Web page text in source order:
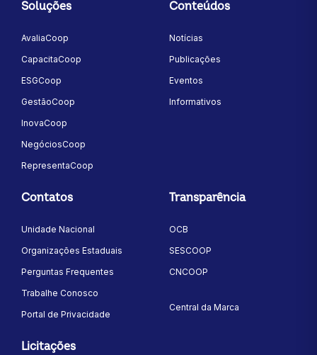
Soluções
AvaliaCoop
CapacitaCoop
ESGCoop
GestãoCoop
InovaCoop
NegóciosCoop
RepresentaCoop
Conteúdos
Notícias
Publicações
Eventos
Informativos
Contatos
Unidade Nacional
Organizações Estaduais
Perguntas Frequentes
Trabalhe Conosco
Portal de Privacidade
Transparência
OCB
SESCOOP
CNCOOP
Central da Marca
Licitações